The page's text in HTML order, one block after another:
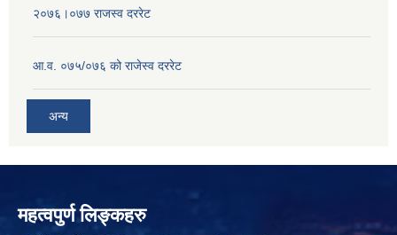
२०७६।०७७ राजस्व दररेट
आ.व. ०७५/०७६ को राजेस्व दररेट
अन्य
महत्वपुर्ण लिङ्कहरु